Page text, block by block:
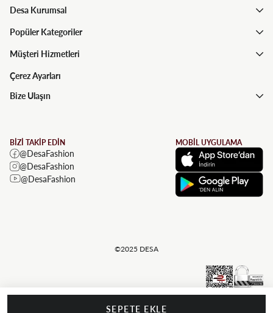
Desa Kurumsal
Popüler Kategoriler
Müşteri Hizmetleri
Çerez Ayarları
Bize Ulaşın
BİZİ TAKİP EDİN
@DesaFashion
@DesaFashion
@DesaFashion
MOBİL UYGULAMA
©2025 DESA